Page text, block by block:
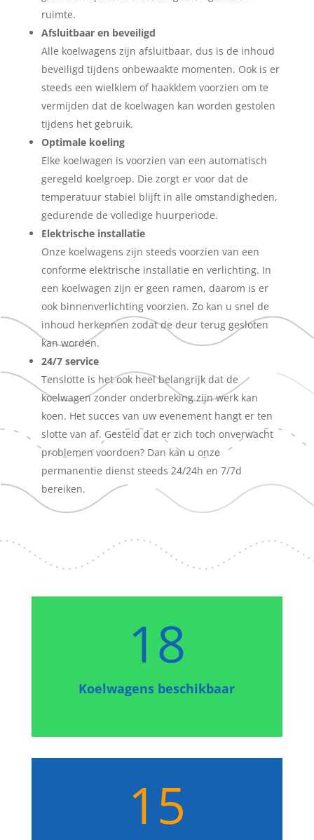
ruimte.
Afsluitbaar en beveiligd
Alle koelwagens zijn afsluitbaar, dus is de inhoud
beveiligd tijdens onbewaakte momenten. Ook is er
steeds een wielklem of haakklem voorzien om te
vermijden dat de koelwagen kan worden gestolen
tijdens het gebruik.
Optimale koeling
Elke koelwagen is voorzien van een automatisch
geregeld koelgroep. Die zorgt er voor dat de
temperatuur stabiel blijft in alle omstandigheden,
gedurende de volledige huurperiode.
Elektrische installatie
Onze koelwagens zijn steeds voorzien van een
conforme elektrische installatie en verlichting. In
een koelwagen zijn er geen ramen, daarom is er
ook binnenverlichting voorzien. Zo kan u snel de
inhoud herkennen zodat de deur terug gesloten
kan worden.
24/7 service
Tenslotte is het ook heel belangrijk dat de
koelwagen zonder onderbreking zijn werk kan
koen. Het succes van uw evenement hangt er ten
slotte van af. Gesteld dat er zich toch onverwacht
problemen voordoen? Dan kan u onze
permanentie dienst steeds 24/24h en 7/7d
bereiken.
18
Koelwagens beschikbaar
15